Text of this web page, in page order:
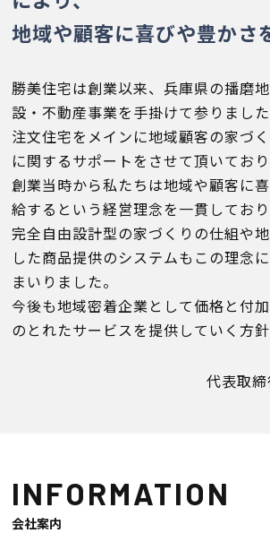
分譲モデルハウス
おすすめ分譲地
手間ひまかけた家づくり
KATSUMIの標準仕様 和暮-なごみ-
素材とデザイン
長期優良住宅
ZEH
地域や顧客に喜びや豊かさ
勝美住宅は創業以来、兵庫県の播磨
設・不動産事業を手掛けて参りました
注文住宅をメインに地域顧客の家づ
に関するサポートをさせて頂いており
創業当時から私たちは地域や顧客に
給するという経営理念を一貫しており
完全自由設計型の家づくりの仕組や
した商品提供のシステムもこの理念
まいりました。
今後も地域密着企業として価格と付
のとれたサービスを提供していく方針
代表取
INFORMATION
会社案内